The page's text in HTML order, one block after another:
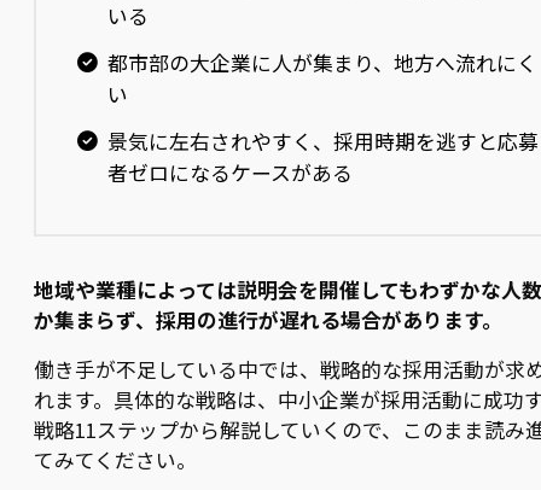
いる
都市部の大企業に人が集まり、地方へ流れにく
い
景気に左右されやすく、採用時期を逃すと応募
者ゼロになるケースがある
地域や業種によっては説明会を開催してもわずかな人
か集まらず、採用の進行が遅れる場合があります。
働き手が不足している中では、戦略的な採用活動が求
れます。具体的な戦略は、中小企業が採用活動に成功
戦略11ステップから解説していくので、このまま読み
てみてください。